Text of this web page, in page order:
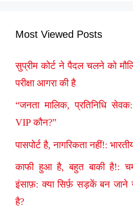
Most Viewed Posts
सुप्रीम कोर्ट ने पैदल चलने को
परीक्षा आगरा की है
“जनता मालिक, प्रतिनिधि
VIP कौन?”
पासपोर्ट है, नागरिकता नहीं!:
काफी हुआ है, बहुत बाकी है!:
इंसाफ़: क्या सिर्फ़ सड़कें बन जाने
है?